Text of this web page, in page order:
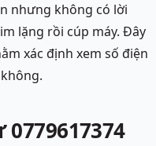
nhưng không có lời
lặng rồi cúp máy. Đây
xác định xem số điện